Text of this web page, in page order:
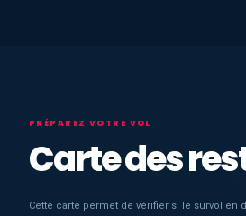
PRÉPAREZ VOTRE VOL
Carte des
Cette carte permet de vérifier si le survol en